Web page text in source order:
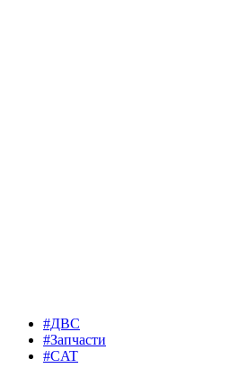
#ДВС
#Запчасти
#CAT